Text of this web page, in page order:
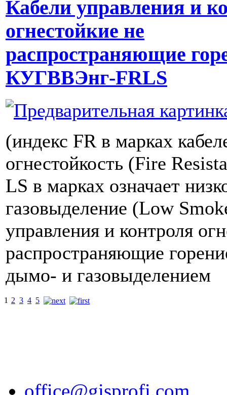
Кабели управления и
огнестойкие не
распространяющие
КУГВВЭнг-FRLS
(индекс FR в марках
огнестойкость (Fire
LS в марках означает
газовыделение (Low
управления и контроля
распространяющие
дымо- и газовыделением
1 2 3 4 5